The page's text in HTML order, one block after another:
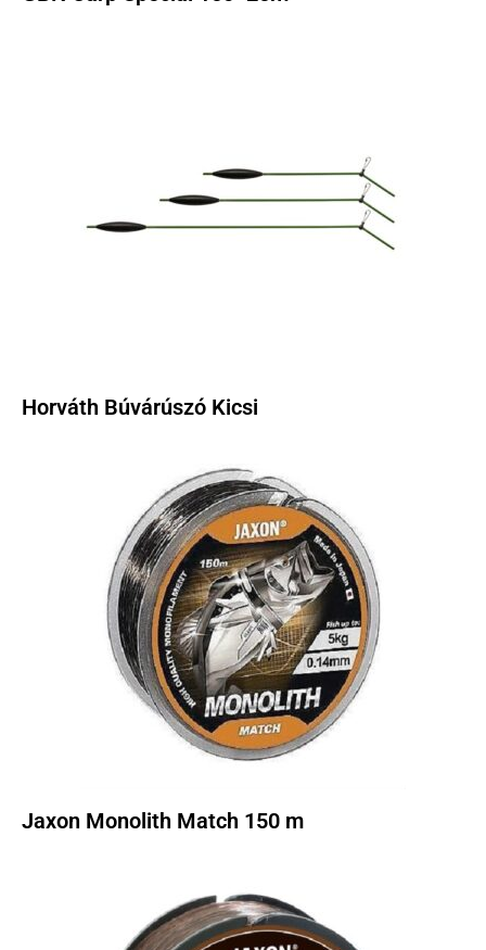
Horváth Búvárúszó Kicsi
Jaxon Monolith Match 150 m